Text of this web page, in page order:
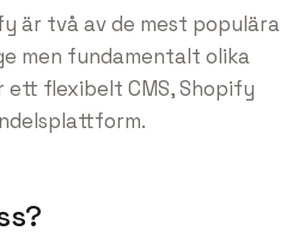
är två av de mest populära
men fundamentalt olika
ett flexibelt CMS, Shopify